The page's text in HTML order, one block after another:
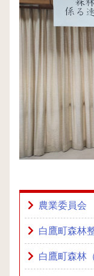
農業委員会
白鷹町森林
白鷹町森林